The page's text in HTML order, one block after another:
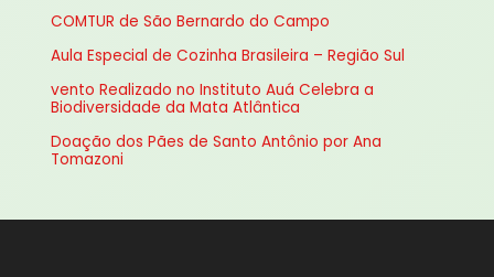
p
o
:
COMTUR de São Bernardo do Campo
Aula Especial de Cozinha Brasileira – Região Sul
vento Realizado no Instituto Auá Celebra a
Biodiversidade da Mata Atlântica
Doação dos Pães de Santo Antônio por Ana
Tomazoni